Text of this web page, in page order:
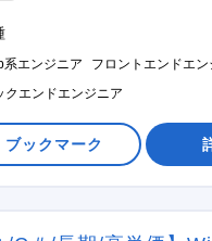
系エンジニア
フロントエンドエン
クエンドエンジニア